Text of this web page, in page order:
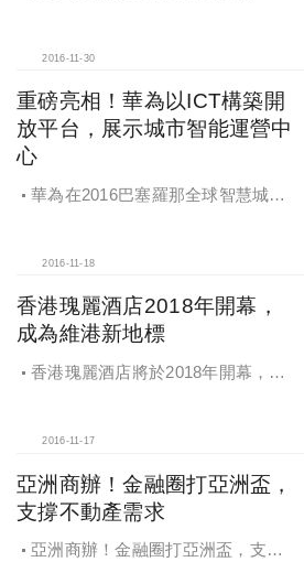
2016-11-30
重磅亮相！華為以ICT構築開
放平台，展示城市智能運營中
心
華為在2016巴塞羅那全球智慧城市
2016-11-18
香港瑰麗酒店2018年開幕，
成為維港新地標
香港瑰麗酒店將於2018年開幕，成
2016-11-17
亞洲商辦！金融圈打亞洲盃，
支撐不動產需求
亞洲商辦！金融圈打亞洲盃，支撐